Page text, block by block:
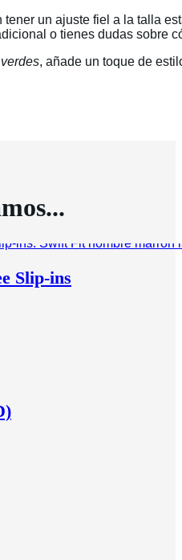
tener un ajuste fiel a la talla
o tienes dudas sobre
, añade un toque de
Slip-ins